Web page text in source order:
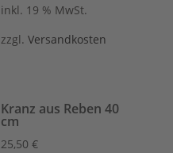
inkl. 19 % MwSt.
zzgl.Versandkosten
Kranz aus Reben 40
cm
25,50€